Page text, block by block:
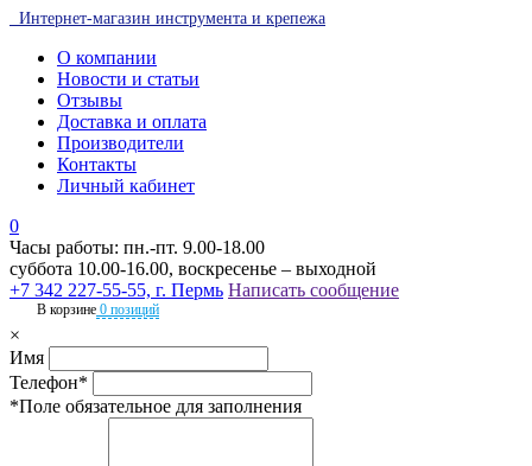
Интернет-магазин инструмента и крепежа
О компании
Новости и статьи
Отзывы
Доставка и оплата
Производители
Контакты
Личный кабинет
0
Часы работы: пн.-пт. 9.00-18.00
суббота 10.00-16.00, воскресенье – выходной
+7 342 227-55-55, г. Пермь Написать сообщение
В корзине 0 позиций
×
Имя
Телефон*
*Поле обязательное для заполнения